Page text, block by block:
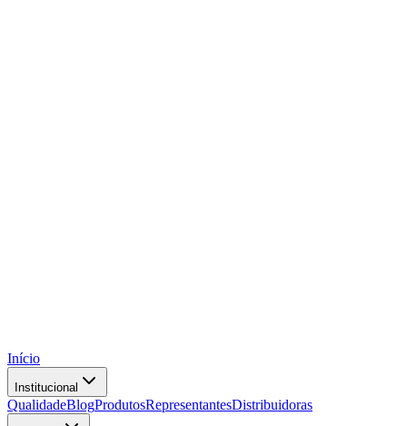
Início
Institucional
QualidadeBlogProdutosRepresentantesDistribuidoras